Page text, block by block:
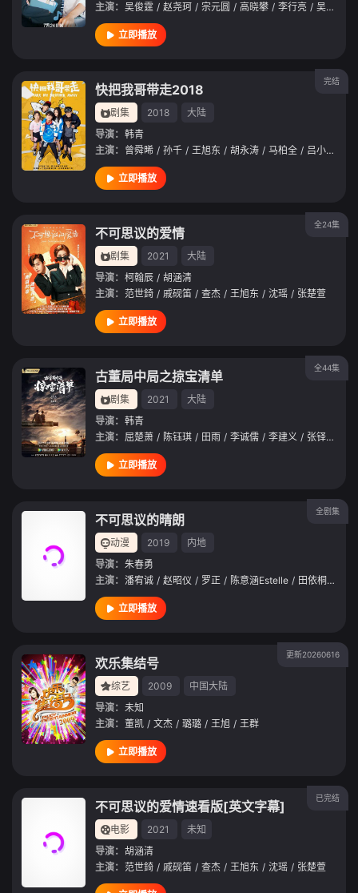
主演： 吴俊霆 / 赵尧珂 / 宗元圆 / 高晓攀 / 李行亮 / 吴莫愁
立即播放
完结
快把我哥带走2018
剧集 2018
大陆
导演： 韩青
主演： 曾舜晞 / 孙千 / 王旭东 / 胡永涛 / 马柏全 / 吕小雨
立即播放
全24集
不可思议的爱情
剧集 2021
大陆
导演： 柯翰辰 / 胡涵清
主演： 范世錡 / 戚砚笛 / 查杰 / 王旭东 / 沈瑶 / 张楚萱
立即播放
全44集
古董局中局之掠宝清单
剧集 2021
大陆
导演： 韩青
主演： 屈楚萧 / 陈钰琪 / 田雨 / 李诚儒 / 李建义 / 张铎 /
立即播放
全剧集
不可思议的晴朗
动漫 2019
内地
导演： 朱春勇
主演： 潘宥诚 / 赵昭仪 / 罗正 / 陈意涵Estelle / 田依桐 /
立即播放
更新20260616
欢乐集结号
综艺 2009
中国大陆
导演： 未知
主演： 董凯 / 文杰 / 璐璐 / 王旭 / 王群
立即播放
已完结
不可思议的爱情速看版[英文字幕]
电影 2021
未知
导演： 胡涵清
主演： 范世錡 / 戚砚笛 / 查杰 / 王旭东 / 沈瑶 / 张楚萱